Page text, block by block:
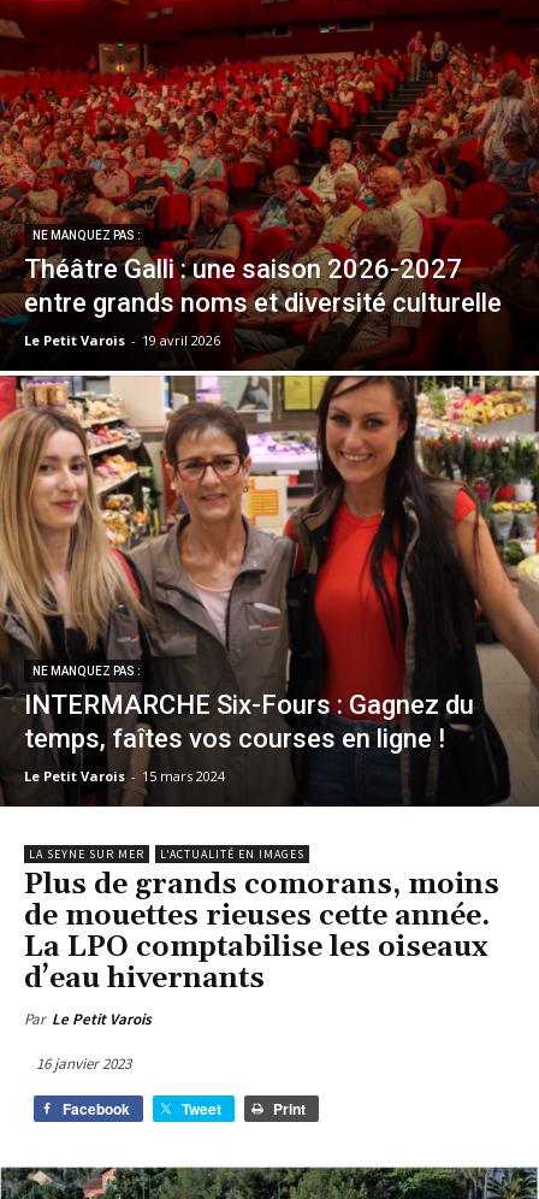
NE MANQUEZ PAS :
Théâtre Galli : une saison 2026-2027
entre grands noms et diversité culturelle
Le Petit Varois - 19 avril 2026
NE MANQUEZ PAS :
INTERMARCHE Six-Fours : Gagnez du
temps, faîtes vos courses en ligne !
Le Petit Varois - 15 mars 2024
LA SEYNE SUR MER L'ACTUALITÉ EN IMAGES
Plus de grands comorans, moins
de mouettes rieuses cette année.
La LPO comptabilise les oiseaux
d’eau hivernants
Par Le Petit Varois
16 janvier 2023
Facebook Tweet Print